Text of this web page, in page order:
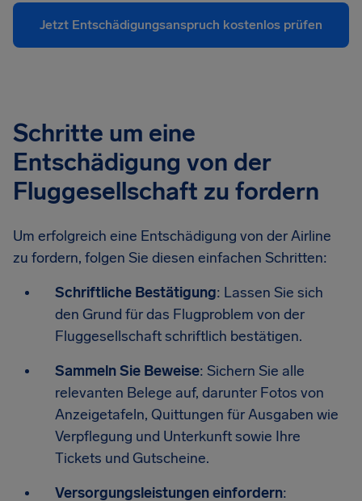
Jetzt Entschädigungsanspruch kostenlos prüfen
Schritte um eine
Entschädigung von der
Fluggesellschaft zu fordern
Um erfolgreich eine Entschädigung von der Airline
zu fordern, folgen Sie diesen einfachen Schritten:
Schriftliche Bestätigung: Lassen Sie sich
den Grund für das Flugproblem von der
Fluggesellschaft schriftlich bestätigen.
Sammeln Sie Beweise: Sichern Sie alle
relevanten Belege auf, darunter Fotos von
Anzeigetafeln, Quittungen für Ausgaben wie
Verpflegung und Unterkunft sowie Ihre
Tickets und Gutscheine.
Versorgungsleistungen einfordern: